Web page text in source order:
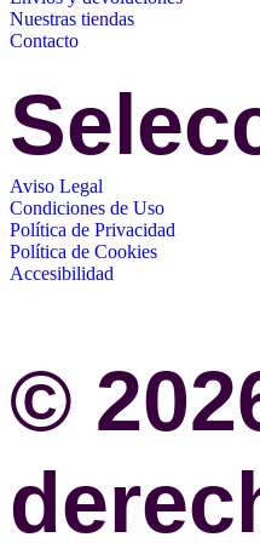
Nuestras tiendas
Contacto
Aviso Legal
Condiciones de Uso
Política de Privacidad
Política de Cookies
Accesibilidad
©